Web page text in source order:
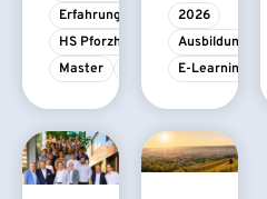
Erfahrungsbericht
HS Pforzheim
Master
2026
Ausbildung
E-Learning